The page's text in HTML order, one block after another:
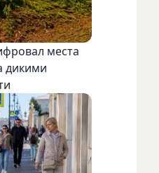
места
дикими